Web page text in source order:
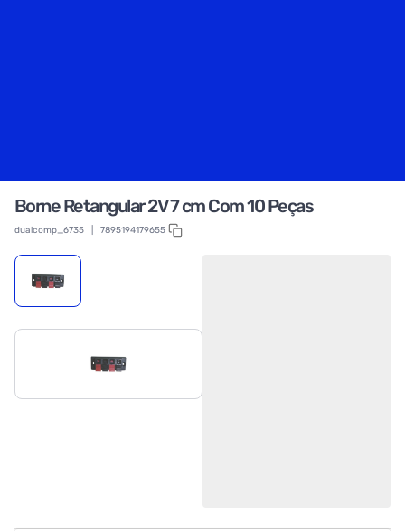
Borne Retangular 2V 7 cm Com 10 Peças
dualcomp_6735 7895194179655